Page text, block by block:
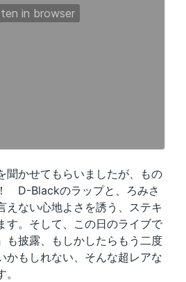
聞かせてもらいましたが、もの
D-Blackのラップと、ろみさ
えない心地よさを誘う、ステキ
す。そして、この日のライブで
も披露、もしかしたらもう二度
かもしれない、そんな超レアな